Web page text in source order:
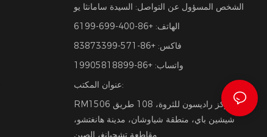
الشخص المسؤول عن التواصل: السيدة سامانثا يو
الهاتف: +86-400-699-6199
فاكس: +86-571-83873399
واتساب: +86-19905818899
عنوان المكتب:
RM1506 مركز راديسون للثروة، 108 طريق
شيشين باي، منطقة شياوشان، مدينة هانغتشو،
مقاطعة تشجيانغ، الصين